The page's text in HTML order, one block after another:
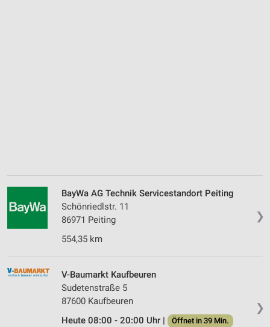
❯
BayWa AG Technik Servicestandort Peiting
Schönriedlstr. 11
86971 Peiting
554,35 km
❯
V-Baumarkt Kaufbeuren
Sudetenstraße 5
87600 Kaufbeuren
Heute 08:00 - 20:00 Uhr |
Öffnet in 39 Min.